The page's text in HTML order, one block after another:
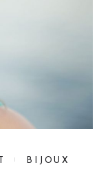
BIJOUX